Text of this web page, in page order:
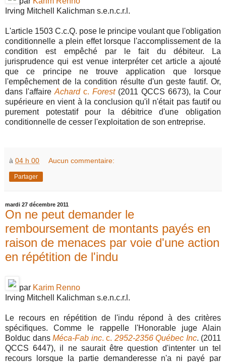
Irving Mitchell Kalichman s.e.n.c.r.l.
L'article 1503 C.c.Q. pose le principe voulant que l'obligation
conditionnelle a plein effet lorsque l'accomplissement de la
condition est empêché par le fait du débiteur. La
jurisprudence qui est venue interpréter cet article a ajouté
que ce principe ne trouve application que lorsque
l'empêchement de la condition résulte d'un geste fautif. Or,
dans l'affaire Achardc. Forest(2011 QCCS 6673), la Cour
supérieure en vient à la conclusion qu'il n'était pas fautif ou
purement potestatif pour la débitrice d'une obligation
conditionnelle de cesser l'exploitation de son entreprise.
à 04 h 00 Aucun commentaire:
Partager
mardi 27 décembre 2011
On ne peut demander le
remboursement de montants payés en
raison de menaces par voie d'une action
en répétition de l'indu
par Karim Renno
Irving Mitchell Kalichman s.e.n.c.r.l.
Le recours en répétition de l'indu répond à des critères
spécifiques. Comme le rappelle l'Honorable juge Alain
Bolduc dans Méca-Fab inc. c. 2952-2356 Québec Inc. (2011
QCCS 6447), il ne saurait être question d'intenter un tel
recours lorsque la partie demanderesse n'a ni payé par